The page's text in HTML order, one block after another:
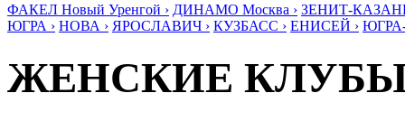
ФАКЕЛ Новый Уренгой › ДИНАМО Москва › ЗЕНИТ-
ЮГРА › НОВА › ЯРОСЛАВИЧ › КУЗБАСС › ЕНИСЕЙ ›
ЖЕНСКИЕ